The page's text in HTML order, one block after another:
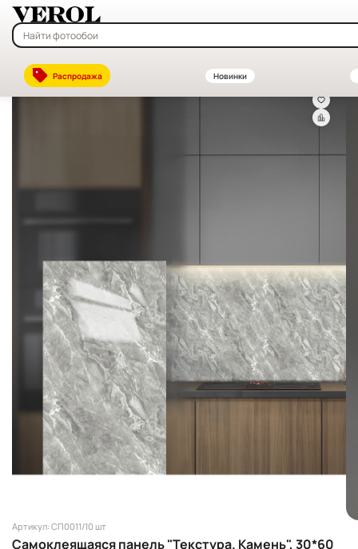
Распродажа Новинки
Главная—Каталог
Артикул: СП0011/10 шт
Самоклеящаяся панель "Текстура. Камень", 30*60